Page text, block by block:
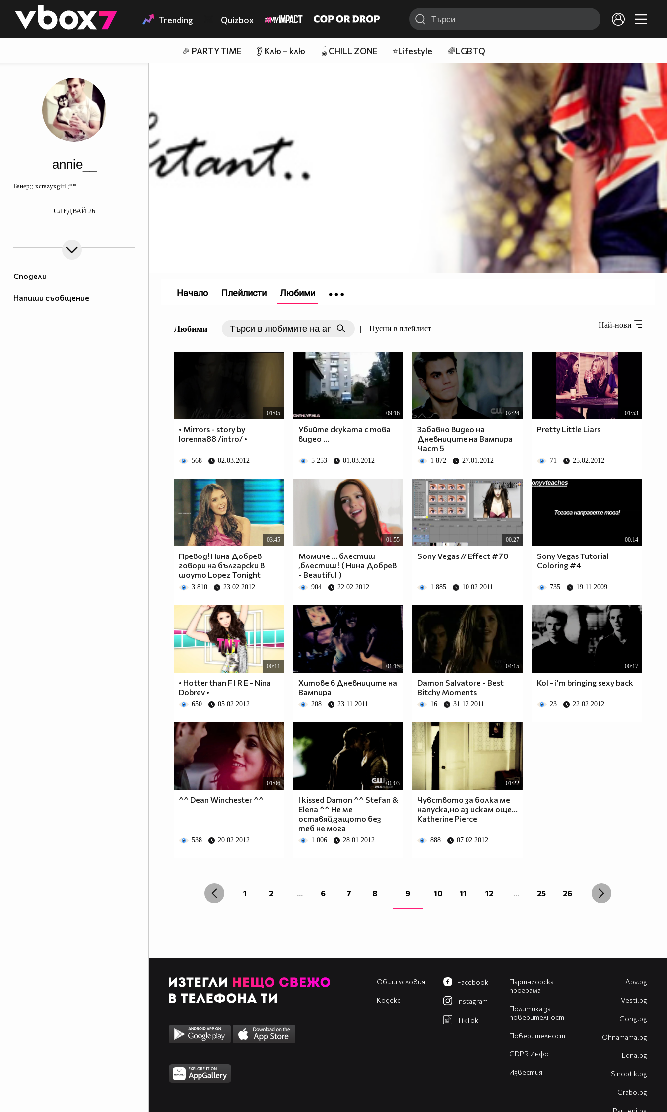
👾 Trending Quizbox
🎉 PARTY TIME 👂 Клю – клю 🪀CHILL ZONE ⭐Lifestyle 🌈LGBTQ
Сподели
Напиши съобщение
annie__
Банер;; xcrazyxgirl ;**
СЛЕДВАЙ 26
Любими | | Пусни в плейлист Най-нови
01:05
• Mirrors - story by
lorenna88 /intro/ •
568 02.03.2012
09:16
Убийте скуката с това
видео ...
5 253 01.03.2012
02:24
Забавно видео на
Дневниците на Вампира
Част 5
1 872 27.01.2012
01:53
Pretty Little Liars
71 25.02.2012
03:45
Превод! Нина Добрев
говори на български в
шоуто Lopez Tonight
3 810 23.02.2012
01:55
Момиче ... блестиш
,блестиш ! ( Нина Добрев
- Beautiful )
904 22.02.2012
00:27
Sony Vegas // Effect #70
1 885 10.02.2011
00:14
Sony Vegas Tutorial
Coloring #4
735 19.11.2009
00:11
• Hotter than F I R E - Nina
Dobrev •
650 05.02.2012
01:15
Хитове в Дневниците на
Вампира
208 23.11.2011
04:15
Damon Salvatore - Best
Bitchy Moments
16 31.12.2011
00:17
Kol - i'm bringing sexy back
23 22.02.2012
01:06
^^ Dean Winchester ^^
538 20.02.2012
01:03
I kissed Damon ^^ Stefan &
Elena ^^ Не ме
оставяй,защото без
теб не мога
1 006 28.01.2012
01:22
Чувството за болка ме
напуска,но аз искам още...
Katherine Pierce
888 07.02.2012
1 2 ... 6 7 8 9 10 11 12 ... 25 26
Начало Плейлисти Любими
Общи условия
Кодекс
Партньорска
програма
Политика за
поверителност
Поверителност
GDPR Инфо
Известия
Facebook
Instagram
TikTok
Abv.bg
Vesti.bg
Gong.bg
Оhnamama.bg
Edna.bg
Sinoptik.bg
Grabo.bg